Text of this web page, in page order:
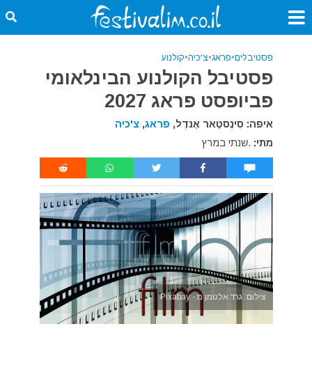
פסטיבלים•פראג•צ'כיה•קולנוע
פסטיבל הקולנוע הבינלאומי
פביופסט פראג 2027
איפה: סִינֶסטָאר אָנדֶל, פראג, צ'כיה
מתי: .שנתי במרץ
צילום: גרד אלטמן מ - Pixabay